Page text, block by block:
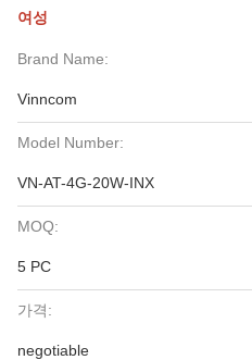
여성
Brand Name:
Vinncom
Model Number:
VN-AT-4G-20W-INX
MOQ:
5 PC
가격:
negotiable